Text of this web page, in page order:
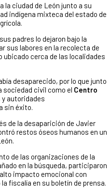
la ciudad de León junto a su
indígena mixteca del estado de
padres lo dejaron bajo la
sus labores en la recolecta de
cerca de las localidades
desaparecido, por lo que junto
sociedad civil como el Centro
y autoridades
sin éxito.
de la desaparición de Javier
restos óseos humanos en un
de las organizaciones de la
en la búsqueda, participaron
impacto emocional con
fiscalía en su boletín de prensa.